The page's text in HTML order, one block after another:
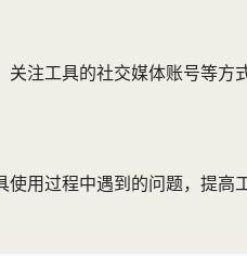
注工具的社交媒体账号等方
用过程中遇到的问题，提高